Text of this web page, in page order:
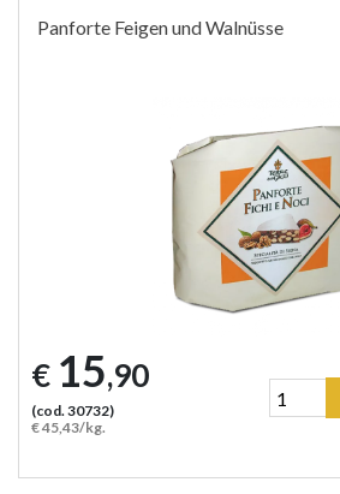
Panforte Feigen und Walnüsse
€ 15,90
(cod. 30732)
€ 45,43/kg.